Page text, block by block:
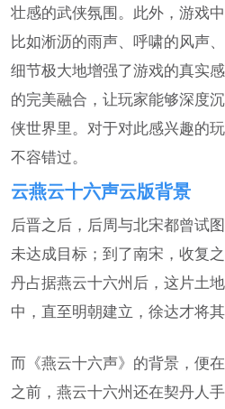
壮感的武侠氛围。此外，游戏
比如淅沥的雨声、呼啸的风声
细节极大地增强了游戏的真实
的完美融合，让玩家能够深度
侠世界里。对于对此感兴趣的
不容错过。
云燕云十六声云版背景
后晋之后，后周与北宋都曾试
未达成目标；到了南宋，收复
丹占据燕云十六州后，这片土
中，直至明朝建立，徐达才将其
而《燕云十六声》的背景，便
之前，燕云十六州还在契丹人